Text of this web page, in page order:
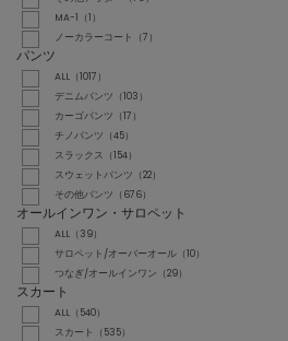
MA-1（1）
ノーカラーコート（7）
パンツ
ALL（1017）
デニムパンツ（103）
カーゴパンツ（17）
チノパンツ（45）
スラックス（154）
スウェットパンツ（22）
その他パンツ（676）
オールインワン・サロペット
ALL（39）
サロペット/オーバーオール（10）
つなぎ/オールインワン（29）
スカート
ALL（540）
スカート（535）